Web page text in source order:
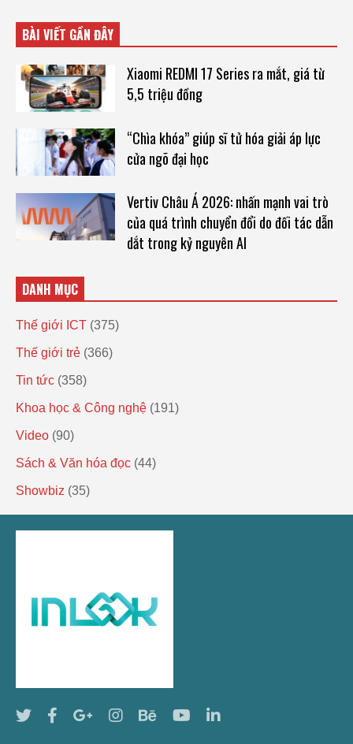
BÀI VIẾT GẦN ĐÂY
Xiaomi REDMI 17 Series ra mắt, giá từ
5,5 triệu đồng
“Chìa khóa” giúp sĩ tử hóa giải áp lực
cửa ngõ đại học
Vertiv Châu Á 2026: nhấn mạnh vai trò
của quá trình chuyển đổi do đối tác dẫn
dắt trong kỷ nguyên AI
DANH MỤC
Thế giới ICT (375)
Thế giới trẻ (366)
Tin tức (358)
Khoa học & Công nghệ (191)
Video (90)
Sách & Văn hóa đọc (44)
Showbiz (35)